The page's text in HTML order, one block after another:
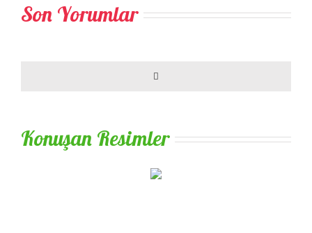
Son Yorumlar
Konuşan Resimler